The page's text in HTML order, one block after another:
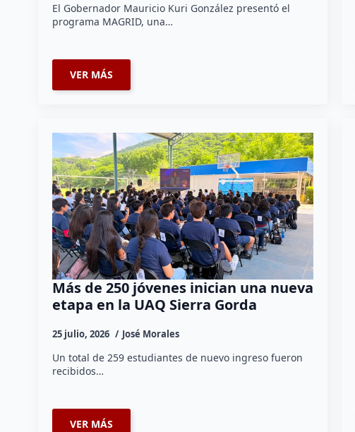
El Gobernador Mauricio Kuri González presentó el
programa MAGRID, una…
VER MÁS
Más de 250 jóvenes inician una nueva
etapa en la UAQ Sierra Gorda
25 julio, 2026 José Morales
Un total de 259 estudiantes de nuevo ingreso fueron
recibidos…
VER MÁS